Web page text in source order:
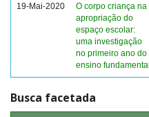
19-Mai-2020
O corpo criança na
apropriação do
espaço escolar:
uma investigação
no primeiro ano do
ensino fundamental
Busca facetada